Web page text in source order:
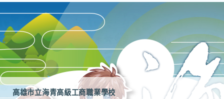
高雄市立海青高級工商職業學校